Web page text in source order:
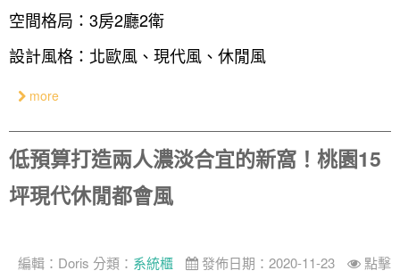
空間格局：3房2廳2衛
設計風格：北歐風、現代風、休閒風
more
低預算打造兩人濃淡合宜的新窩！桃園15
坪現代休閒都會風
編輯： Doris 分類： 系統櫃 發佈日期：2020-11-23
點擊
找設計師
我要裝潢
類型
人氣推薦